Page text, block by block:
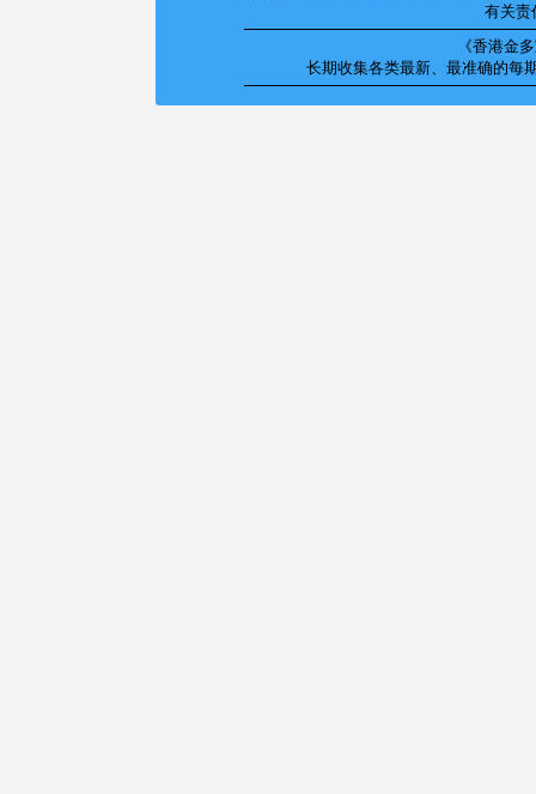
有关责
《香港金
长期收集各类最新、最准确的每